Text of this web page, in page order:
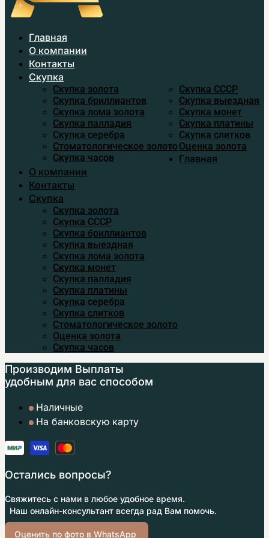
Главная
О компании
Контакты
Скупка
Скупка золота
Скупка CCСР
Скупка бриллиантов
Скупка выездная
Скупка лома золота
Скупка монет
Скупка палладия
Скупка платины
Скупка серебра
Скупка слитков
Стоматологическое золотоОценка золота
Скупка часов
Главная
О компании
Контакты
Скупка
Скупка золота
Скупка CCСР
Скупка бриллиантов
Скупка выездная
Скупка лома золота
Скупка монет
Скупка палладия
Скупка платины
Скупка серебра
Скупка слитков
Стоматологическое золото
Оценка золота
Скупка часов
Производим Выплаты
удобным для вас способом
Наличные
На банковскую карту
Остались вопросы?
Свяжитесь с нами в любое удобное время.
Наш онлайн-консультант всегда рад Вам помочь.
Оценить по фото в WhatsApp